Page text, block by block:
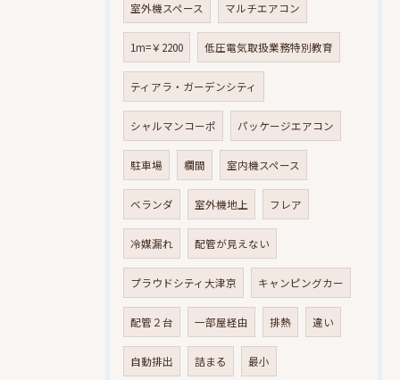
室外機スペース マルチエアコン
1m=￥2200 低圧電気取扱業務特別教育
ティアラ・ガーデンシティ
シャルマンコーポ パッケージエアコン
駐車場 欄間 室内機スペース
ベランダ 室外機地上 フレア
冷媒漏れ 配管が見えない
プラウドシティ大津京 キャンピングカー
配管２台 一部屋経由 排熱 違い
自動排出 詰まる 最小